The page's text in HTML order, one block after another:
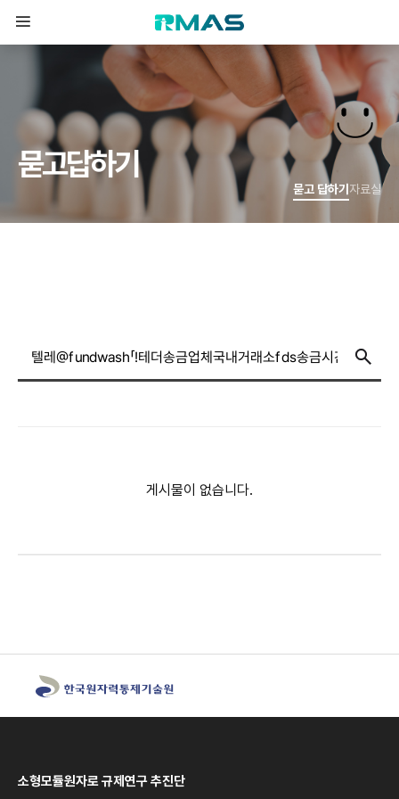
묻고답하기
묻고 답하기 자료실
게시물이 없습니다.
소형모듈원자로 규제연구 추진단